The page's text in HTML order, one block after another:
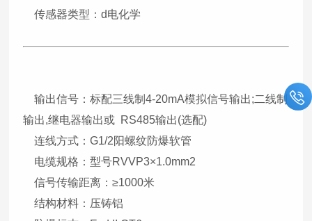
传感器类型：d电化学
输出信号：标配三线制4-20mA模拟信号输出;二线制
输出,继电器输出或 RS485输出(选配)
连线方式：G1/2阳螺纹防爆软管
电缆规格：型号RVVP3×1.0mm2
信号传输距离：≥1000米
结构材料：压铸铝